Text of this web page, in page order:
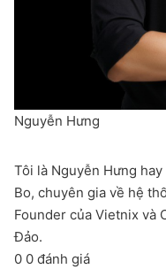
Nguyễn Hưng
Tôi là Nguyễn Hưng
Bo, chuyên gia về hệ
Founder của Vietnix và
Đảo.
0 0 đánh giá